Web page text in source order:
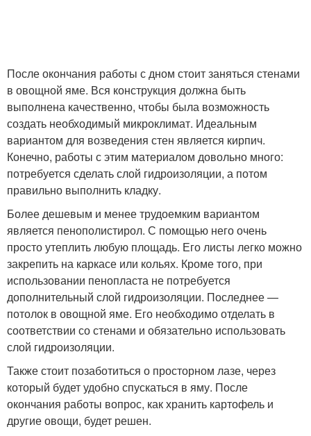
После окончания работы с дном стоит заняться стенами
в овощной яме. Вся конструкция должна быть
выполнена качественно, чтобы была возможность
создать необходимый микроклимат. Идеальным
вариантом для возведения стен является кирпич.
Конечно, работы с этим материалом довольно много:
потребуется сделать слой гидроизоляции, а потом
правильно выполнить кладку.
Более дешевым и менее трудоемким вариантом
является пенополистирол. С помощью него очень
просто утеплить любую площадь. Его листы легко можно
закрепить на каркасе или кольях. Кроме того, при
использовании пенопласта не потребуется
дополнительный слой гидроизоляции. Последнее —
потолок в овощной яме. Его необходимо отделать в
соответствии со стенами и обязательно использовать
слой гидроизоляции.
Также стоит позаботиться о просторном лазе, через
который будет удобно спускаться в яму. После
окончания работы вопрос, как хранить картофель и
другие овощи, будет решен.